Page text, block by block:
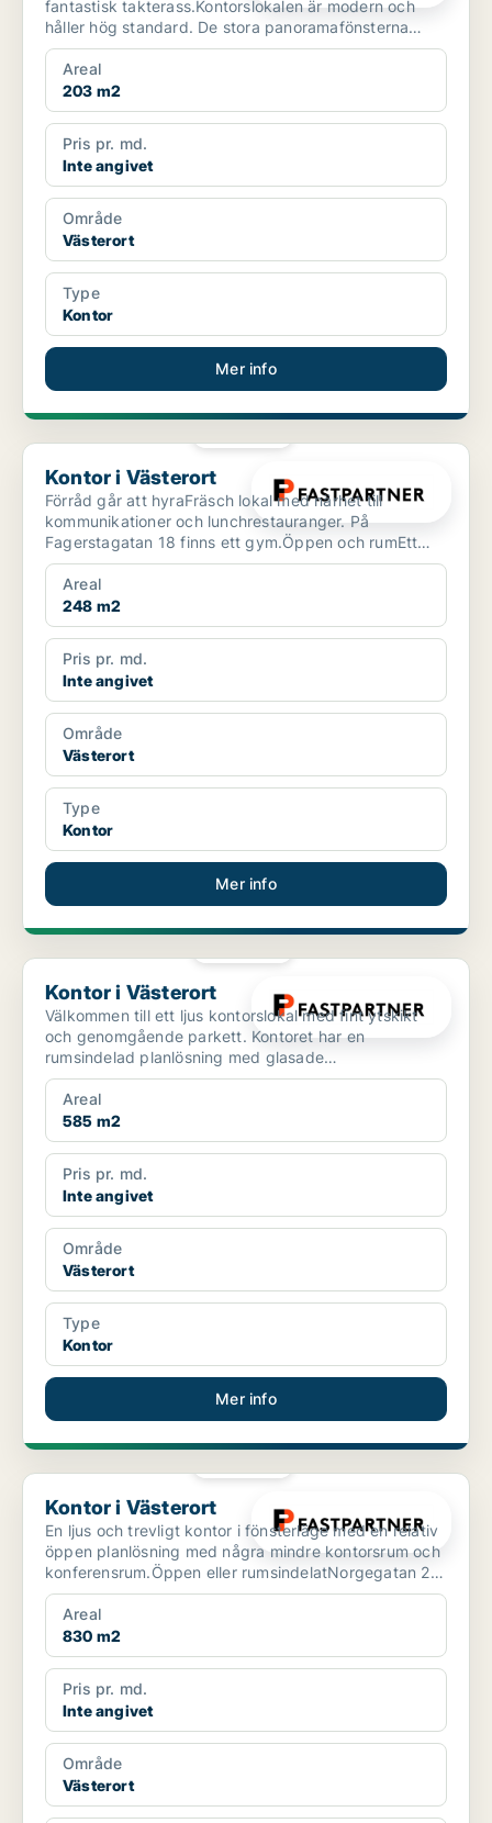
fantastisk takterass.Kontorslokalen är modern och
håller hög standard. De stora panoramafönsterna
skapar en...
Areal
203 m2
Pris pr. md.
Inte angivet
Område
Västerort
Type
Kontor
Mer info
Kontor i Västerort
Kontor i Västerort
Förråd går att hyraFräsch lokal med närhet till
kommunikationer och lunchrestauranger. På
Fagerstagatan 18 finns ett gym.Öppen och rumEtt
stenkast från Spång...
Areal
248 m2
Pris pr. md.
Inte angivet
Område
Västerort
Type
Kontor
Mer info
Kontor i Västerort
Kontor i Västerort
Välkommen till ett ljus kontorslokal med fint ytskikt
och genomgående parkett. Kontoret har en
rumsindelad planlösning med glasade
partier.Kontorslokalen är ...
Areal
585 m2
Pris pr. md.
Inte angivet
Område
Västerort
Type
Kontor
Mer info
Kontor i Västerort
Kontor i Västerort
En ljus och trevligt kontor i fönsterläge med en relativ
öppen planlösning med några mindre kontorsrum och
konferensrum.Öppen eller rumsindelatNorgegatan 2
l...
Areal
830 m2
Pris pr. md.
Inte angivet
Område
Västerort